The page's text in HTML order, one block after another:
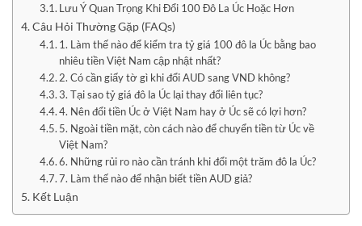
Lưu Ý Quan Trọng Khi Đổi 100 Đô La Úc Hoặc Hơn
Câu Hỏi Thường Gặp (FAQs)
1. Làm thế nào để kiểm tra tỷ giá 100 đô la Úc bằng bao
nhiêu tiền Việt Nam cập nhật nhất?
2. Có cần giấy tờ gì khi đổi AUD sang VND không?
3. Tại sao tỷ giá đô la Úc lại thay đổi liên tục?
4. Nên đổi tiền Úc ở Việt Nam hay ở Úc sẽ có lợi hơn?
5. Ngoài tiền mặt, còn cách nào để chuyển tiền từ Úc về
Việt Nam?
6. Những rủi ro nào cần tránh khi đổi một trăm đô la Úc?
7. Làm thế nào để nhận biết tiền AUD giả?
Kết Luận